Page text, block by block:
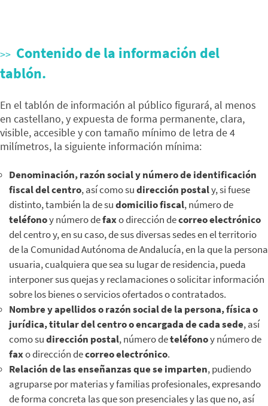
Contenido de la información del
tablón.
En el tablón de información al público figurará, al menos
en castellano, y expuesta de forma permanente, clara,
visible, accesible y con tamaño mínimo de letra de 4
milímetros, la siguiente información mínima:
Denominación, razón social y número de identificación
fiscal del centro, así como sudirección postaly, si fuese
distinto, también la de sudomicilio fiscal, número de
teléfonoy número defaxo dirección decorreo electrónico
del centro y, en su caso, de sus diversas sedes en el territorio
de la Comunidad Autónoma de Andalucía, en la que la persona
usuaria, cualquiera que sea su lugar de residencia, pueda
interponer sus quejas y reclamaciones o solicitar información
sobre los bienes o servicios ofertados o contratados.
Nombre y apellidos o razón social de la persona, física o
jurídica, titular del centro o encargada de cada sede, así
como sudirección postal, número deteléfonoy número de
faxo dirección decorreo electrónico.
Relación de las enseñanzas que se imparten, pudiendo
agruparse por materias y familias profesionales, expresando
de forma concreta las que son presenciales y las que no, así